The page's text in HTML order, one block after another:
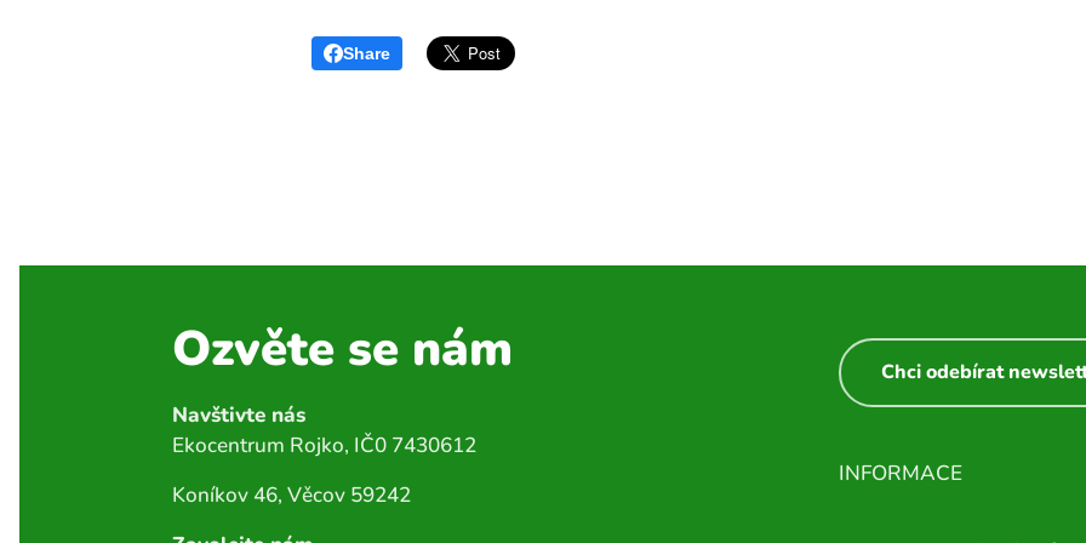
Share
Ozvěte se nám
Navštivte nás
Ekocentrum Rojko, IČ0 7430612
Koníkov 46, Věcov 59242
Chci odebírat
INFORMACE